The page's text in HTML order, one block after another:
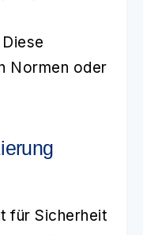
Normen oder
für Sicherheit